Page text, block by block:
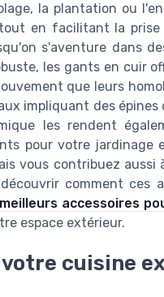
la plantation ou
en facilitant la
s'aventure dans
les gants en cuir
que leurs
impliquant des
les rendent
pour votre jardinage
vous contribuez aussi
comment ces
meilleurs accessoires
espace extérieur.
cuisine